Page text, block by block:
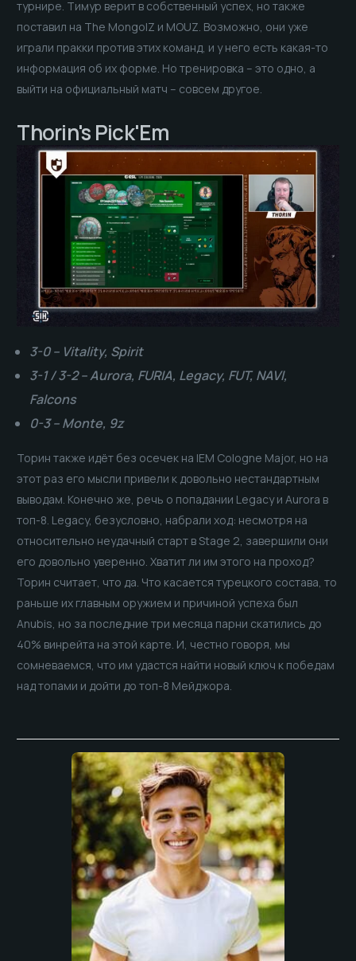
турнире. Тимур верит в собственный успех, но также
поставил на The MongolZ и MOUZ. Возможно, они уже
играли пракки против этих команд, и у него есть какая-то
информация об их форме. Но тренировка – это одно, а
выйти на официальный матч – совсем другое.
Thorin's Pick'Em
3-0 – Vitality, Spirit
3-1 / 3-2 – Aurora, FURIA, Legacy, FUT, NAVI,
Falcons
0-3 – Monte, 9z
Торин также идёт без осечек на IEM Cologne Major, но на
этот раз его мысли привели к довольно нестандартным
выводам. Конечно же, речь о попадании Legacy и Aurora в
топ-8. Legacy, безусловно, набрали ход: несмотря на
относительно неудачный старт в Stage 2, завершили они
его довольно уверенно. Хватит ли им этого на проход?
Торин считает, что да. Что касается турецкого состава, то
раньше их главным оружием и причиной успеха был
Anubis, но за последние три месяца парни скатились до
40% винрейта на этой карте. И, честно говоря, мы
сомневаемся, что им удастся найти новый ключ к победам
над топами и дойти до топ-8 Мейджора.